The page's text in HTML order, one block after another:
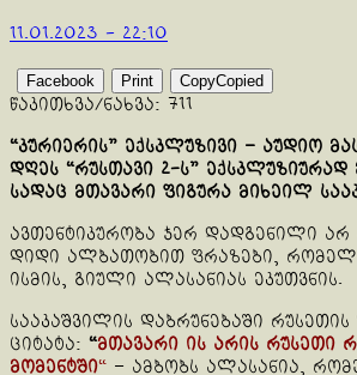
11.01.2023 - 22:10
Facebook Print CopyCopied
წაკითხვა/ნახვა: 711
“კურიერის” ექსკლუზივი – აუდიო
დღეს “რუსთავი 2-ს”
სადაც მთავარი ფიგურა მიხეილ
ავთენტიკურობა ჯერ დადგენილი არ
დიდი ალბათობით ფრაზები,
ისმის, გიული ალასანიას ეკუთვნის.
სააკაშვილის დაბრუნებაში
ციტატა: “მთავარი ის არის რუსეთი
მომენტში“ – ამბობს ალასანია,